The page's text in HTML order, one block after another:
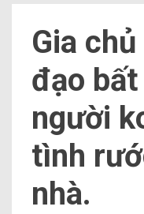
Gia
đạo
người
tình
nhà.